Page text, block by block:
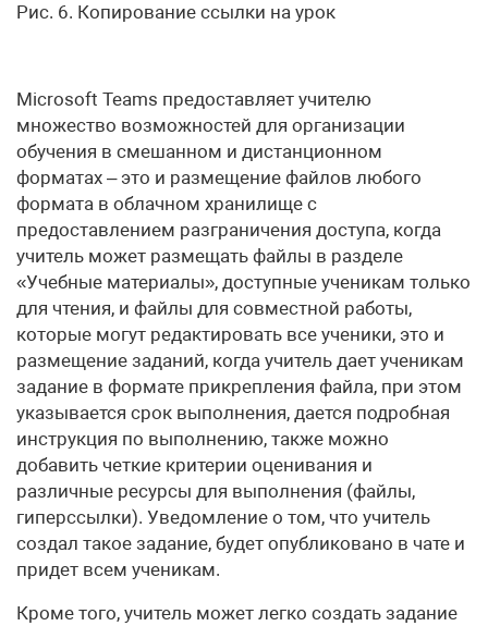
Рис. 6. Копирование ссылки на урок
Microsoft Teams предоставляет учителю
множество возможностей для организации
обучения в смешанном и дистанционном
форматах – это и размещение файлов любого
формата в облачном хранилище с
предоставлением разграничения доступа, когда
учитель может размещать файлы в разделе
«Учебные материалы», доступные ученикам только
для чтения, и файлы для совместной работы,
которые могут редактировать все ученики, это и
размещение заданий, когда учитель дает ученикам
задание в формате прикрепления файла, при этом
указывается срок выполнения, дается подробная
инструкция по выполнению, также можно
добавить четкие критерии оценивания и
различные ресурсы для выполнения (файлы,
гиперссылки). Уведомление о том, что учитель
создал такое задание, будет опубликовано в чате и
придет всем ученикам.
Кроме того, учитель может легко создать задание